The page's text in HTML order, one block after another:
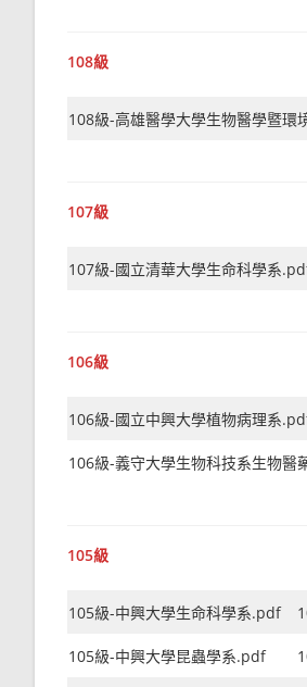
108級
108級-高雄醫學大學生物醫學暨環
107級
107級-國立清華大學生命科學系
106級
106級-國立中興大學植物病理系
106級-義守大學生物科技系生物醫
105級
105級-中興大學生命科學系.pdf
105級-中興大學昆蟲學系.pdf